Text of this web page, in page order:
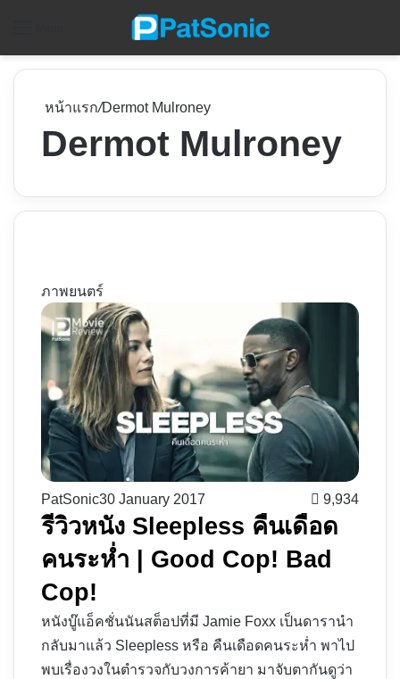
หน้าแรก/Dermot Mulroney
Dermot Mulroney
ภาพยนตร์
PatSonic30 January 2017 9,934
รีวิวหนัง Sleepless คืนเดือด
คนระห่ำ | Good Cop! Bad
Cop!
หนังบู๊แอ็คชั่นนันสต็อปที่มี Jamie Foxx เป็นดารานำ
กลับมาแล้ว Sleepless หรือ คืนเดือดคนระห่ำ พาไป
พบเรื่องวงในตำรวจกับวงการค้ายา มาจับตากันดูว่า